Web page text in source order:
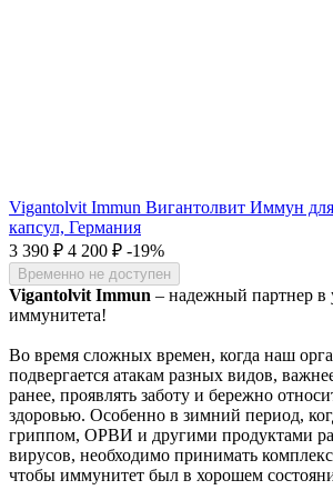
Vigantolvit Immun Вигантолвит Иммун
капсул, Германия
3 390 ₽ 4 200 ₽ -19%
Временно не доступен
Vigantolvit Immun – надежный партнер в
иммунитета!
Во время сложных времен, когда наш
подвергается атакам разных видов,
ранее, проявлять заботу и бережно
здоровью. Особенно в зимний период,
гриппом, ОРВИ и другими продуктами
вирусов, необходимо принимать
чтобы иммунитет был в хорошем